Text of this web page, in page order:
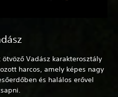
Vadász karakterosztály
harcos, amely képes nagy
és halálos erővel